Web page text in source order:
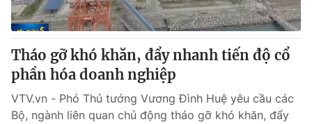
Tháo gỡ khó khăn, đẩy nhanh tiến độ cổ
phần hóa doanh nghiệp
VTV.vn - Phó Thủ tướng Vương Đình Huệ yêu cầu các
Bộ, ngành liên quan chủ động tháo gỡ khó khăn, đẩy